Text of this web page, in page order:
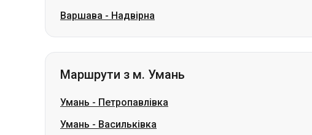
Варшава - Надвірна
Маршрути з м. Умань
Умань - Петропавлівка
Умань - Васильківка